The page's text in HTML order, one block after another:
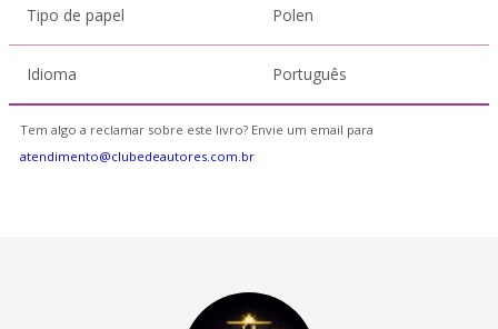
Tipo de papel Polen
Idioma Português
Tem algo a reclamar sobre este livro? Envie um email para
atendimento@clubedeautores.com.br